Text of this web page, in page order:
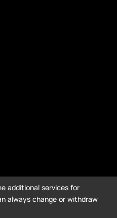
additional services for
always change or withdraw